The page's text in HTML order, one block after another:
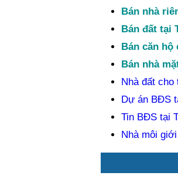
Bán nhà
Bán đất tại
Bán căn hộ
Bán nhà
Nhà đất cho
Dự án BĐS
Tin BĐS tại
Nhà môi